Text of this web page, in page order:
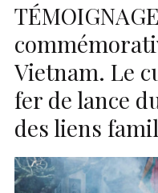
Vietnam. Le
fer de lance
des liens